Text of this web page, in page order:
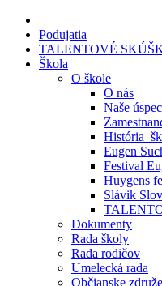
Podujatia
TALENTOVÉ
Škola
O škole
O nás
Naše
História
Eugen
Festival
Huygens
Slávik
Dokumenty
Rada školy
Rada rodičov
Umelecká rada
Občianske